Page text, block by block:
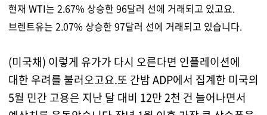
현재 WTI는 2.67% 상승한 96달러 선에 거래되고 있고요.
브렌트유는 2.07% 상승한 97달러 선에 거래되고 있습니다.
(미국채) 이렇게 유가가 다시 오른다면 인플레이션에
대한 우려를 불러오고요.또 간밤 ADP에서 집계한 미국의
5월 민간 고용은 지난 달 대비 12만 2천 건 늘어나면서